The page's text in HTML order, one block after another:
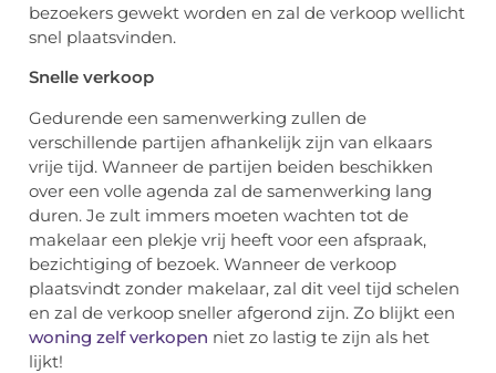
bezoekers gewekt worden en zal de verkoop wellicht
snel plaatsvinden.
Snelle verkoop
Gedurende een samenwerking zullen de
verschillende partijen afhankelijk zijn van elkaars
vrije tijd. Wanneer de partijen beiden beschikken
over een volle agenda zal de samenwerking lang
duren. Je zult immers moeten wachten tot de
makelaar een plekje vrij heeft voor een afspraak,
bezichtiging of bezoek. Wanneer de verkoop
plaatsvindt zonder makelaar, zal dit veel tijd schelen
en zal de verkoop sneller afgerond zijn. Zo blijkt een
woning zelf verkopen niet zo lastig te zijn als het
lijkt!